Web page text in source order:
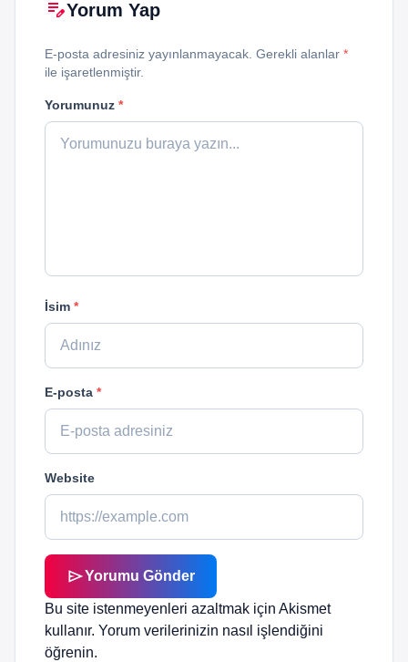
edit_noteYorum Yap
E-posta adresiniz yayınlanmayacak. Gerekli alanlar *
ile işaretlenmiştir.
Yorumunuz *
İsim *
E-posta *
Website
sendYorumu Gönder
Bu site istenmeyenleri azaltmak için Akismet
kullanır. Yorum verilerinizin nasıl işlendiğini
öğrenin.